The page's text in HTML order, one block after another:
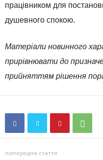
працівником для
душевного спокою.
Матеріали новинного
прирівнювати до
прийняттям рішення
попередня стаття